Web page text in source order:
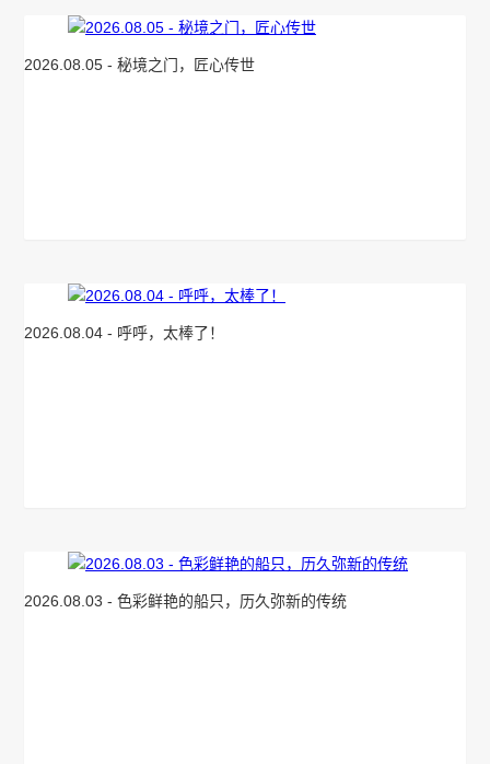
2026.08.05 - 秘境之门，匠心传世
2026.08.04 - 呼呼，太棒了！
2026.08.03 - 色彩鲜艳的船只，历久弥新的传统